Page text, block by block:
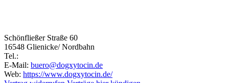
Schönfließer Straße 60
16548 Glienicke/ Nordbahn
Tel.:
E-Mail: buero@dogxytocin.de
Web: https://www.dogxytocin.de/